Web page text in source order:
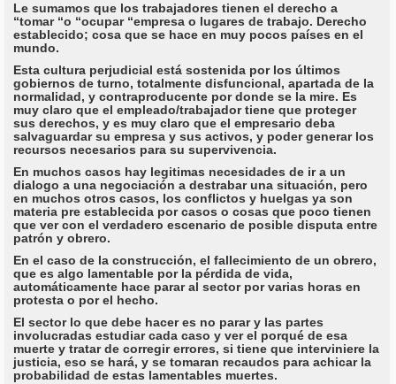
Le sumamos que los trabajadores tienen el derecho a
“tomar “o “ocupar “empresa o lugares de trabajo. Derecho
establecido; cosa que se hace en muy pocos países en el
mundo.
Esta cultura perjudicial está sostenida por los últimos
gobiernos de turno, totalmente disfuncional, apartada de la
normalidad, y contraproducente por donde se la mire. Es
muy claro que el empleado/trabajador tiene que proteger
sus derechos, y es muy claro que el empresario deba
salvaguardar su empresa y sus activos, y poder generar los
recursos necesarios para su supervivencia.
En muchos casos hay legitimas necesidades de ir a un
dialogo a una negociación a destrabar una situación, pero
en muchos otros casos, los conflictos y huelgas ya son
materia pre establecida por casos o cosas que poco tienen
que ver con el verdadero escenario de posible disputa entre
patrón y obrero.
En el caso de la construcción, el fallecimiento de un obrero,
que es algo lamentable por la pérdida de vida,
automáticamente hace parar al sector por varias horas en
protesta o por el hecho.
El sector lo que debe hacer es no parar y las partes
involucradas estudiar cada caso y ver el porqué de esa
muerte y tratar de corregir errores, si tiene que interviniere la
justicia, eso se hará, y se tomaran recaudos para achicar la
probabilidad de estas lamentables muertes.